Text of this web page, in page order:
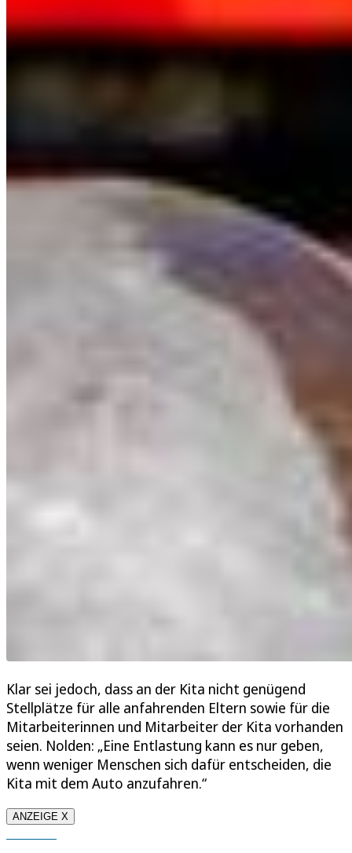
Klar sei jedoch, dass an der Kita nicht genügend
Stellplätze für alle anfahrenden Eltern sowie für die
Mitarbeiterinnen und Mitarbeiter der Kita vorhanden
seien. Nolden: „Eine Entlastung kann es nur geben,
wenn weniger Menschen sich dafür entscheiden, die
Kita mit dem Auto anzufahren.“
ANZEIGE X